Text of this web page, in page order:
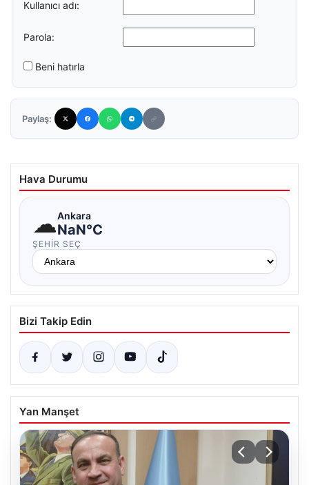
Kullanıcı adı:
Parola:
Beni hatırla
Paylaş:
Hava Durumu
☁Ankara
NaN°C
ŞEHIR SEÇ
Bizi Takip Edin
Yan Manşet